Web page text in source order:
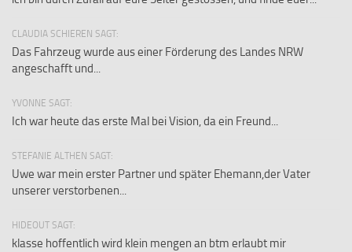
CLAUDIA SCHIEREN SAGT:
Das Fahrzeug wurde aus einer Förderung des Landes NRW
angeschafft und...
YVONNE SAGT:
Ich war heute das erste Mal bei Vision, da ein Freund...
STEFANIE ALTHEN SAGT:
Uwe war mein erster Partner und später Ehemann,der Vater
unserer verstorbenen...
HIDEOUT SAGT:
klasse hoffentlich wird klein mengen an btm erlaubt mir